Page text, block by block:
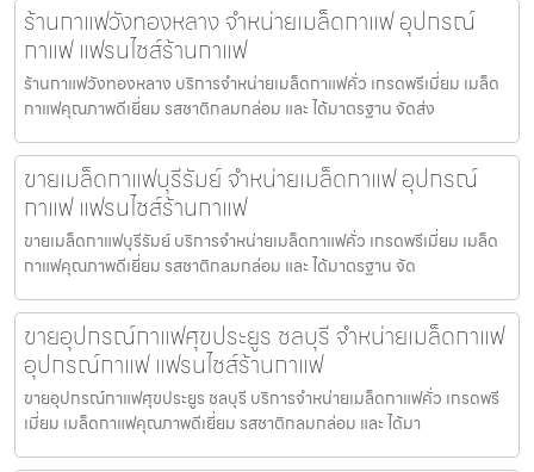
ร้านกาแฟวังทองหลาง จำหน่ายเมล็ดกาแฟ อุปกรณ์
กาแฟ แฟรนไชส์ร้านกาแฟ
ร้านกาแฟวังทองหลาง บริการจำหน่ายเมล็ดกาแฟคั่ว เกรดพรีเมี่ยม เมล็ด
กาแฟคุณภาพดีเยี่ยม รสชาติกลมกล่อม และ ได้มาตรฐาน จัดส่ง
ขายเมล็ดกาแฟบุรีรัมย์ จำหน่ายเมล็ดกาแฟ อุปกรณ์
กาแฟ แฟรนไชส์ร้านกาแฟ
ขายเมล็ดกาแฟบุรีรัมย์ บริการจำหน่ายเมล็ดกาแฟคั่ว เกรดพรีเมี่ยม เมล็ด
กาแฟคุณภาพดีเยี่ยม รสชาติกลมกล่อม และ ได้มาตรฐาน จัด
ขายอุปกรณ์กาแฟศุขประยูร ชลบุรี จำหน่ายเมล็ดกาแฟ
อุปกรณ์กาแฟ แฟรนไชส์ร้านกาแฟ
ขายอุปกรณ์กาแฟศุขประยูร ชลบุรี บริการจำหน่ายเมล็ดกาแฟคั่ว เกรดพรี
เมี่ยม เมล็ดกาแฟคุณภาพดีเยี่ยม รสชาติกลมกล่อม และ ได้มา